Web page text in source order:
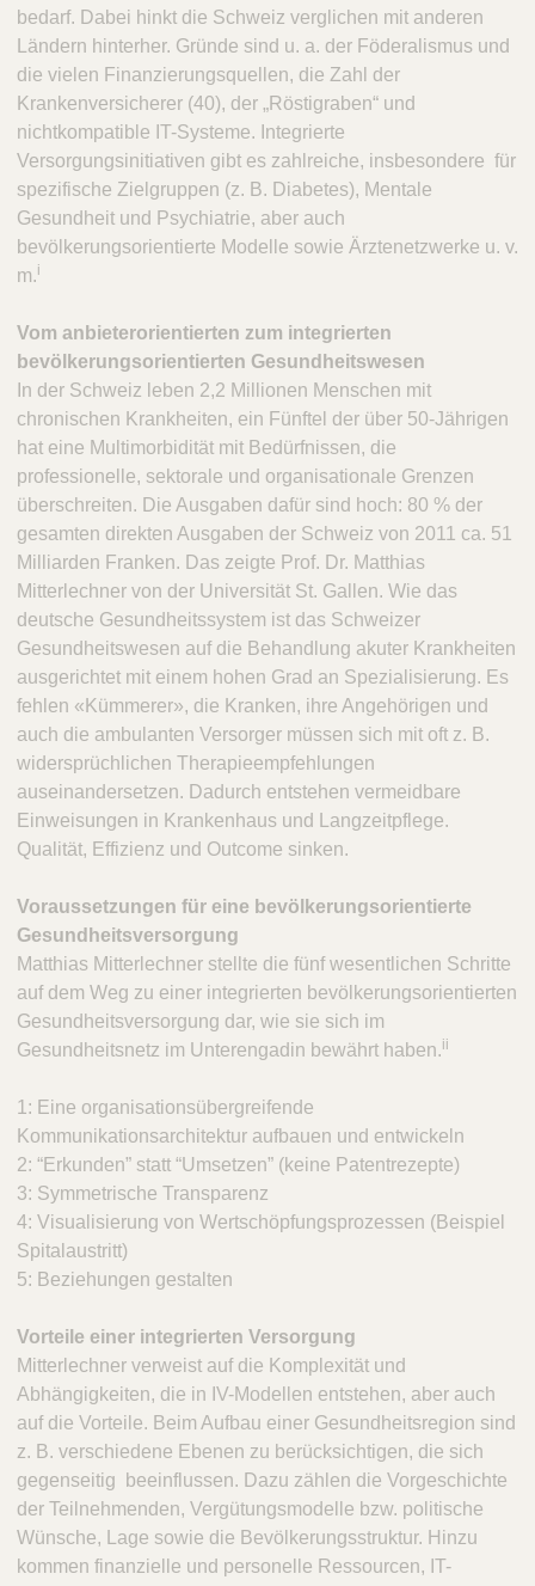
bedarf. Dabei hinkt die Schweiz verglichen mit anderen
Ländern hinterher. Gründe sind u. a. der Föderalismus und
die vielen Finanzierungsquellen, die Zahl der
Krankenversicherer (40), der „Röstigraben“ und
nichtkompatible IT-Systeme. Integrierte
Versorgungsinitiativen gibt es zahlreiche, insbesondere für
spezifische Zielgruppen (z. B. Diabetes), Mentale
Gesundheit und Psychiatrie, aber auch
bevölkerungsorientierte Modelle sowie Ärztenetzwerke u. v.
m.i
Vom anbieterorientierten zum integrierten
bevölkerungsorientierten Gesundheitswesen
In der Schweiz leben 2,2 Millionen Menschen mit
chronischen Krankheiten, ein Fünftel der über 50-Jährigen
hat eine Multimorbidität mit Bedürfnissen, die
professionelle, sektorale und organisationale Grenzen
überschreiten. Die Ausgaben dafür sind hoch: 80 % der
gesamten direkten Ausgaben der Schweiz von 2011 ca. 51
Milliarden Franken. Das zeigte Prof. Dr. Matthias
Mitterlechner von der Universität St. Gallen. Wie das
deutsche Gesundheitssystem ist das Schweizer
Gesundheitswesen auf die Behandlung akuter Krankheiten
ausgerichtet mit einem hohen Grad an Spezialisierung. Es
fehlen «Kümmerer», die Kranken, ihre Angehörigen und
auch die ambulanten Versorger müssen sich mit oft z. B.
widersprüchlichen Therapieempfehlungen
auseinandersetzen. Dadurch entstehen vermeidbare
Einweisungen in Krankenhaus und Langzeitpflege.
Qualität, Effizienz und Outcome sinken.
Voraussetzungen für eine bevölkerungsorientierte
Gesundheitsversorgung
Matthias Mitterlechner stellte die fünf wesentlichen Schritte
auf dem Weg zu einer integrierten bevölkerungsorientierten
Gesundheitsversorgung dar, wie sie sich im
Gesundheitsnetz im Unterengadin bewährt haben.ii
1: Eine organisationsübergreifende
Kommunikationsarchitektur aufbauen und entwickeln
2: “Erkunden” statt “Umsetzen” (keine Patentrezepte)
3: Symmetrische Transparenz
4: Visualisierung von Wertschöpfungsprozessen (Beispiel
Spitalaustritt)
5: Beziehungen gestalten
Vorteile einer integrierten Versorgung
Mitterlechner verweist auf die Komplexität und
Abhängigkeiten, die in IV-Modellen entstehen, aber auch
auf die Vorteile. Beim Aufbau einer Gesundheitsregion sind
z. B. verschiedene Ebenen zu berücksichtigen, die sich
gegenseitig beeinflussen. Dazu zählen die Vorgeschichte
der Teilnehmenden, Vergütungsmodelle bzw. politische
Wünsche, Lage sowie die Bevölkerungsstruktur. Hinzu
kommen finanzielle und personelle Ressourcen, IT-